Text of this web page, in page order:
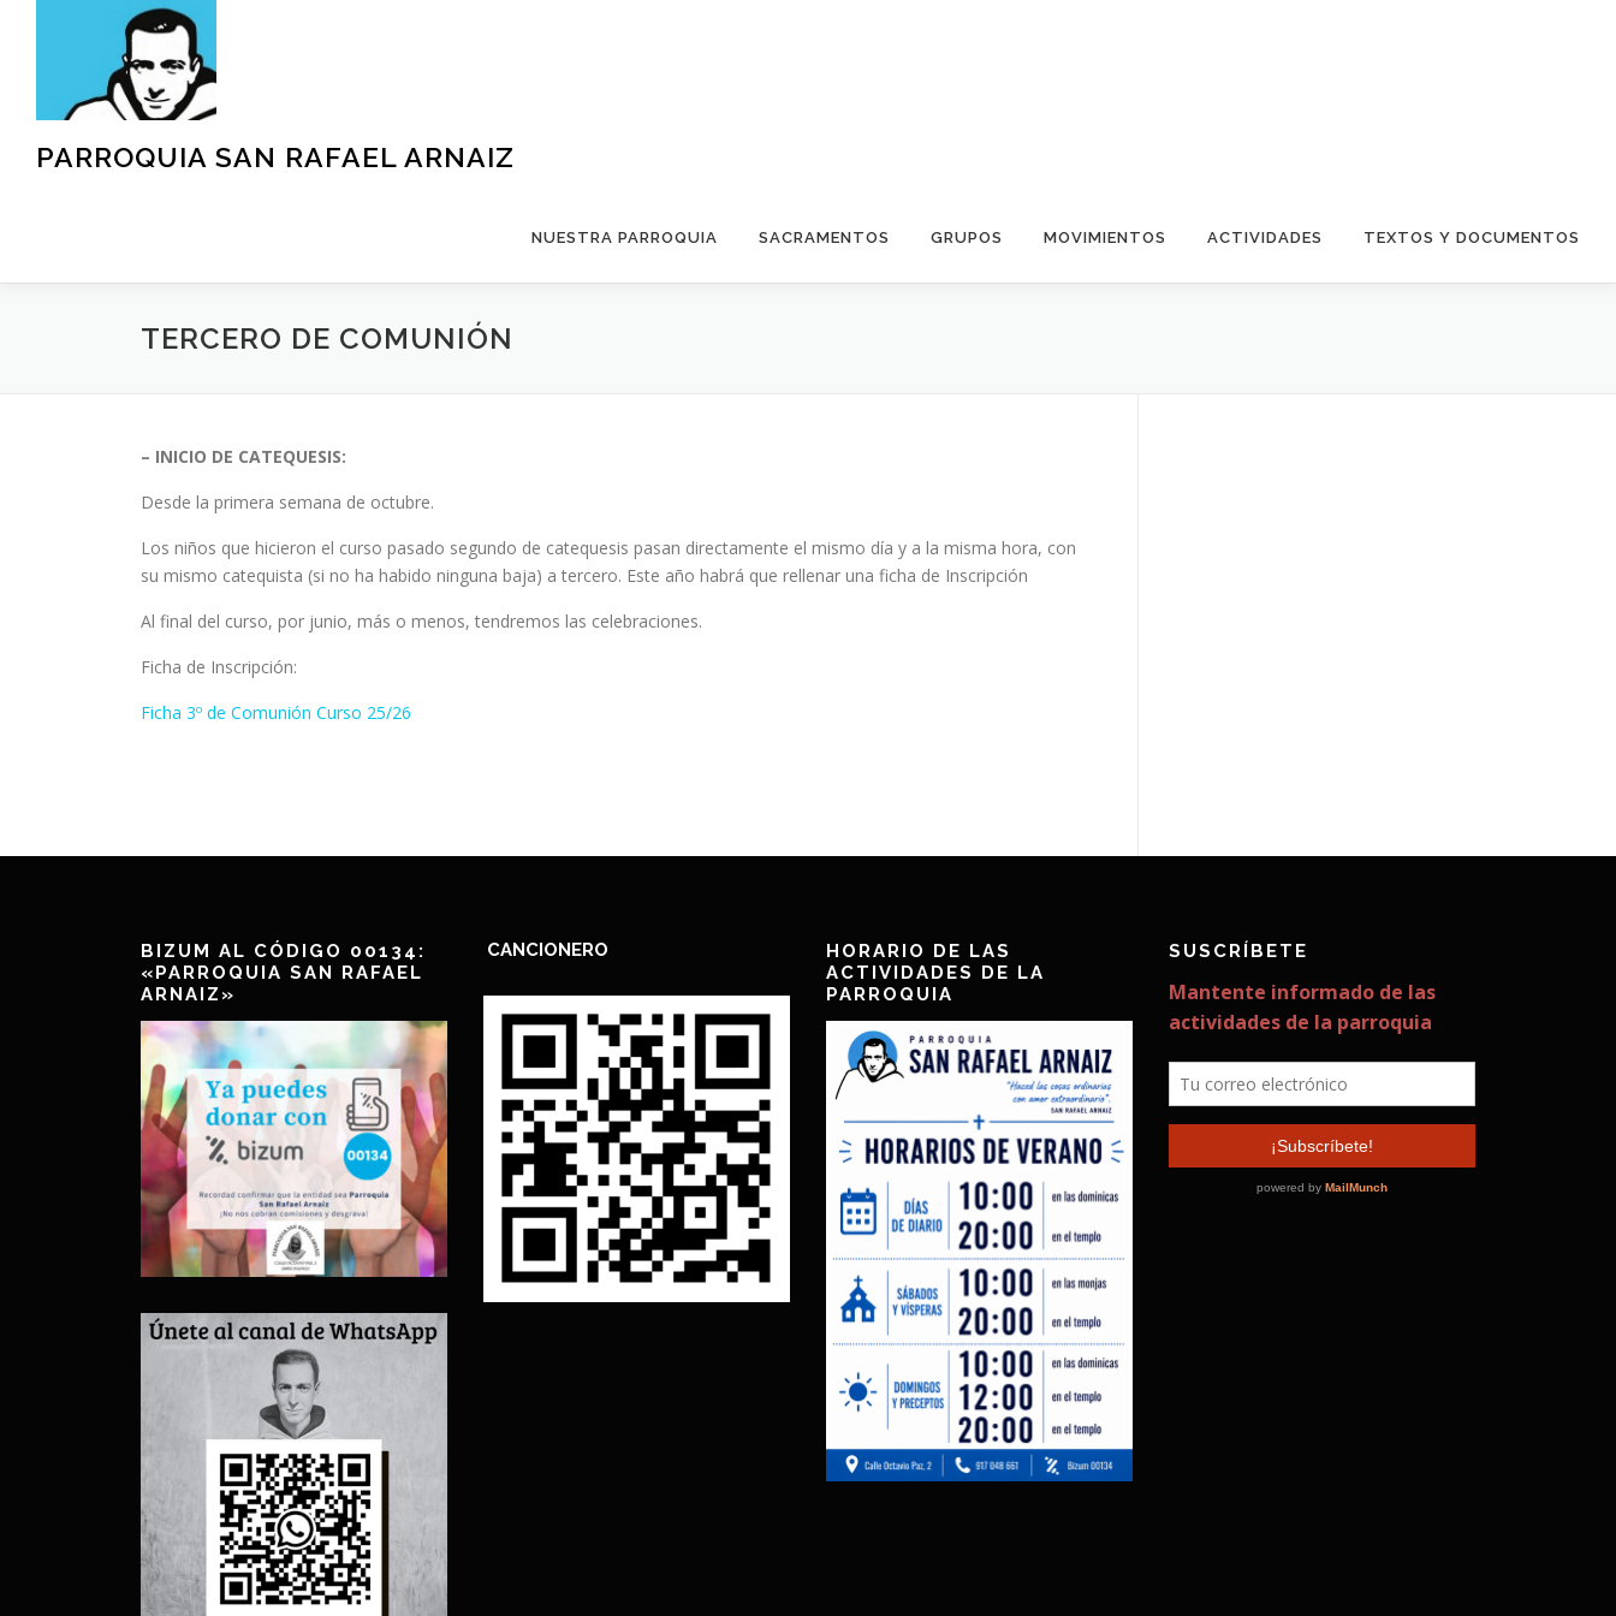
PARROQUIA SAN RAFAEL ARNAIZ
NUESTRA PARROQUIA SACRAMENTOS GRUPOS MOVIMIENTOS ACTIVIDADES TEXTOS Y DOCUMENTOS
TERCERO DE COMUNIÓN
– INICIO DE CATEQUESIS:
Desde la primera semana de octubre.
Los niños que hicieron el curso pasado segundo de catequesis pasan directamente el mismo día y a la misma hora, con
su mismo catequista (si no ha habido ninguna baja) a tercero. Este año habrá que rellenar una ficha de Inscripción
Al final del curso, por junio, más o menos, tendremos las celebraciones.
Ficha de Inscripción:
Ficha 3º de Comunión Curso 25/26
BIZUM AL CÓDIGO 00134:
«PARROQUIA SAN RAFAEL
ARNAIZ»
CANCIONERO
HORARIO DE LAS
ACTIVIDADES DE LA
PARROQUIA
SUSCRÍBETE